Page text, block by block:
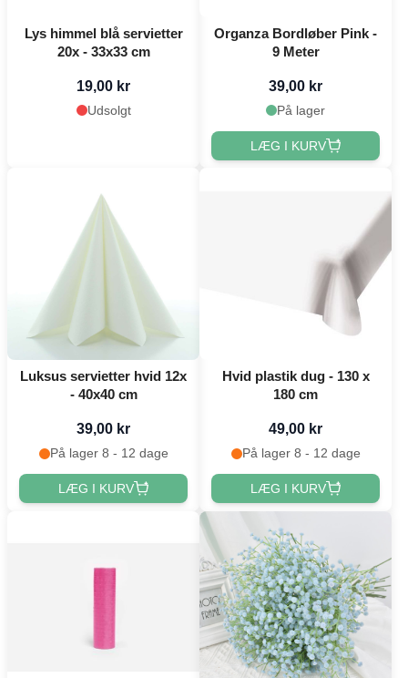
Lys himmel blå servietter
20x - 33x33 cm
19,00 kr
Udsolgt
Organza Bordløber Pink -
9 Meter
39,00 kr
På lager
LÆG I KURV
Luksus servietter hvid 12x
- 40x40 cm
39,00 kr
På lager 8 - 12 dage
LÆG I KURV
Hvid plastik dug - 130 x
180 cm
49,00 kr
På lager 8 - 12 dage
LÆG I KURV